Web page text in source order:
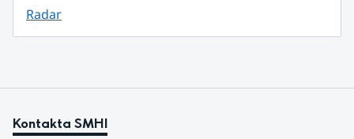
Radar
Kontakta SMHI